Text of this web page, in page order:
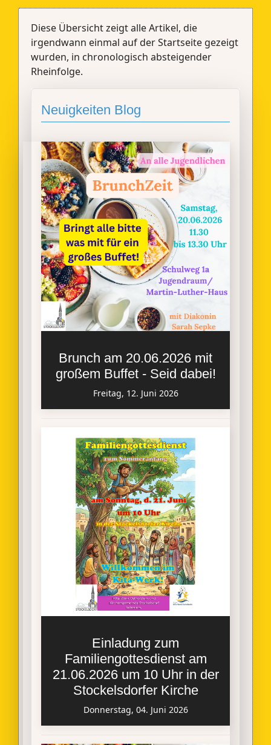
Diese Übersicht zeigt alle Artikel, die
irgendwann einmal auf der Startseite gezeigt
wurden, in chronologisch absteigender
Rheinfolge.
Neuigkeiten Blog
Brunch am 20.06.2026 mit
großem Buffet - Seid dabei!
Freitag, 12. Juni 2026
Einladung zum
Familiengottesdienst am
21.06.2026 um 10 Uhr in der
Stockelsdorfer Kirche
Donnerstag, 04. Juni 2026